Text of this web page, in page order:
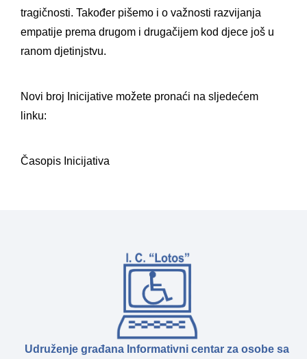
tragičnosti. Također pišemo i o važnosti razvijanja
empatije prema drugom i drugačijem kod djece još u
ranom djetinjstvu.
Novi broj Inicijative možete pronaći na sljedećem
linku:
Časopis Inicijativa
Udruženje građana Informativni centar za osobe sa